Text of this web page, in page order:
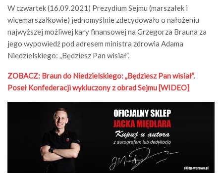
W czwartek (16.09.2021) Prezydium Sejmu (marszałek i
wicemarszałkowie) jednomyślnie zdecydowało o nałożeniu
najwyższej możliwej kary finansowej na Grzegorza Brauna za
jego wypowiedź pod adresem ministra zdrowia Adama
Niedzielskiego: „Będziesz Pan wisiał”.
ZOBACZ: Braun do Niedzielskiego: „Będziesz Pan wisiał”.
Poseł Konfederacji wykluczony z obrad Sejmu [WIDEO]